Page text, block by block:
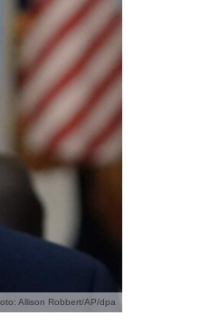
Allison Robbert/AP/dpa